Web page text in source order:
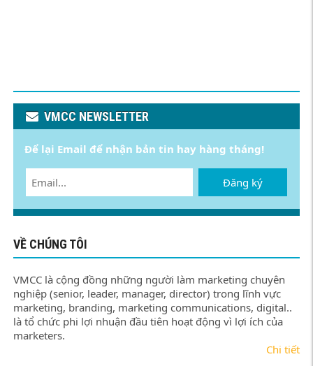
VMCC NEWSLETTER
Để lại Email để nhận bản tin hay hàng tháng!
Đăng ký
VỀ CHÚNG TÔI
VMCC là cộng đồng những người làm marketing chuyên
nghiệp (senior, leader, manager, director) trong lĩnh vực
marketing, branding, marketing communications, digital..
là tổ chức phi lợi nhuận đầu tiên hoạt động vì lợi ích của
marketers.
Chi tiết